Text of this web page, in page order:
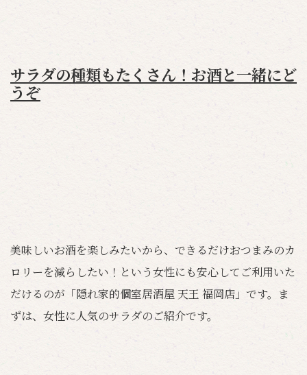
サラダの種類もたくさん！お酒と一緒にど
うぞ
美味しいお酒を楽しみたいから、できるだけおつまみのカ
ロリーを減らしたい！という女性にも安心してご利用いた
だけるのが「隠れ家的個室居酒屋 天王 福岡店」です。ま
ずは、女性に人気のサラダのご紹介です。